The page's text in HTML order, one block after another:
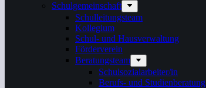
Schulgemeinschaft
Schulleitungsteam
Kollegium
Schul- und Hausverwaltung
Förderverein
Beratungsteam
Schulsozialarbeiter/in
Berufs- und Studienberatung